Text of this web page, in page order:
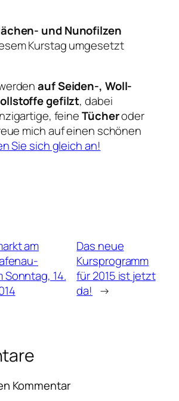
undNunofilzen
Kurstag umgesetzt
auf Seiden-, Woll-
gefilzt, dabei
feineTücheroder
mich auf einen schönen
Sie sich gleich an!
am
Sonntag, 14.
Das neue
Kursprogramm
für 2015 ist jetzt
da! →
Kommentar